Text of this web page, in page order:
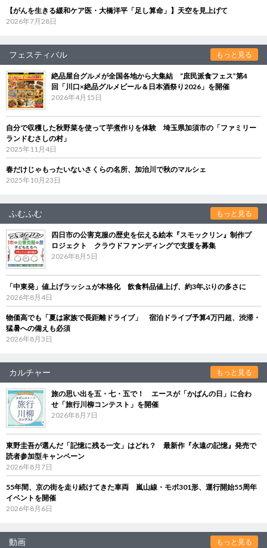
【がんを生きる緩和ケア医・大橋洋平「足し算命」】天空を見上げて
2026年7月28日
フェスティバル もっと見る
絶品屋台グルメが全国各地から大集結 “庶民派食フェス”第4
回「川口×絶品グルメビール＆日本酒祭り2026」を開催
2026年4月15日
自分で収穫した秋野菜を使って芋煮作りを体験 埼玉県加須市の「ファミリー
ランドむさしの村」
2025年11月4日
春だけじゃもったいないさくらの名所、加治川で秋のマルシェ
2025年10月23日
ふむふむ もっと見る
四日市の公害克服の歴史を伝える絵本『スモックリン』制作プ
ロジェクト クラウドファンディングで支援を募集
2026年8月5日
「中東発」値上げラッシュが本格化 飲食料品値上げ、約3年ぶりの多さに
2026年8月4日
物価高でも「夏は家族で長距離ドライブ」 宿泊ドライブ予算4万円超、渋滞・
猛暑への備えも必須
2026年8月3日
カルチャー もっと見る
旅の思い出を五・七・五で！ エースが「かばんの日」に合わ
せ「旅行川柳コンテスト」を開催
2026年8月7日
東野圭吾が選んだ「記憶に残る一文」はどれ？ 最新作『永遠の記憶』発売で
読者参加型キャンペーン
2026年8月7日
55年間、京の街を走り続けてきた車両 嵐山線・モボ301形、運行開始55周年
イベントを開催
2026年8月6日
動画 もっと見る